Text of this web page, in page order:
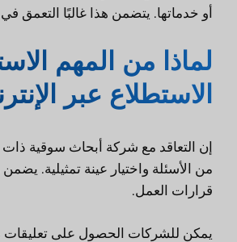
أو خدماتها. يتضمن هذا غالبًا التعمق
لماذا من المهم
الاستطلاع عبر
إن التعاقد مع شركة أبحاث سوقية
من الأسئلة واختيار عينة تمثيلية.
قرارات العمل.
يمكن للشركات الحصول على تعليقات